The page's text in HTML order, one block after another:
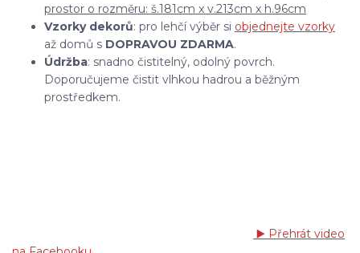
prostor o rozměru: š.181cm x v.213cm x h.96cm
Vzorky dekorů: pro lehčí výběr si objednejte vzorky
až domů s DOPRAVOU ZDARMA.
Údržba: snadno čistitelný, odolný povrch.
Doporučujeme čistit vlhkou hadrou a běžným
prostředkem.
▶️ Přehrát video